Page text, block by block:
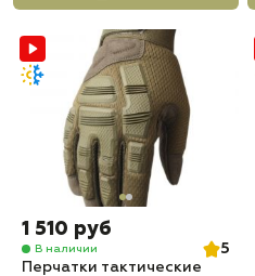
1 510 руб
В наличии
5
Перчатки тактические